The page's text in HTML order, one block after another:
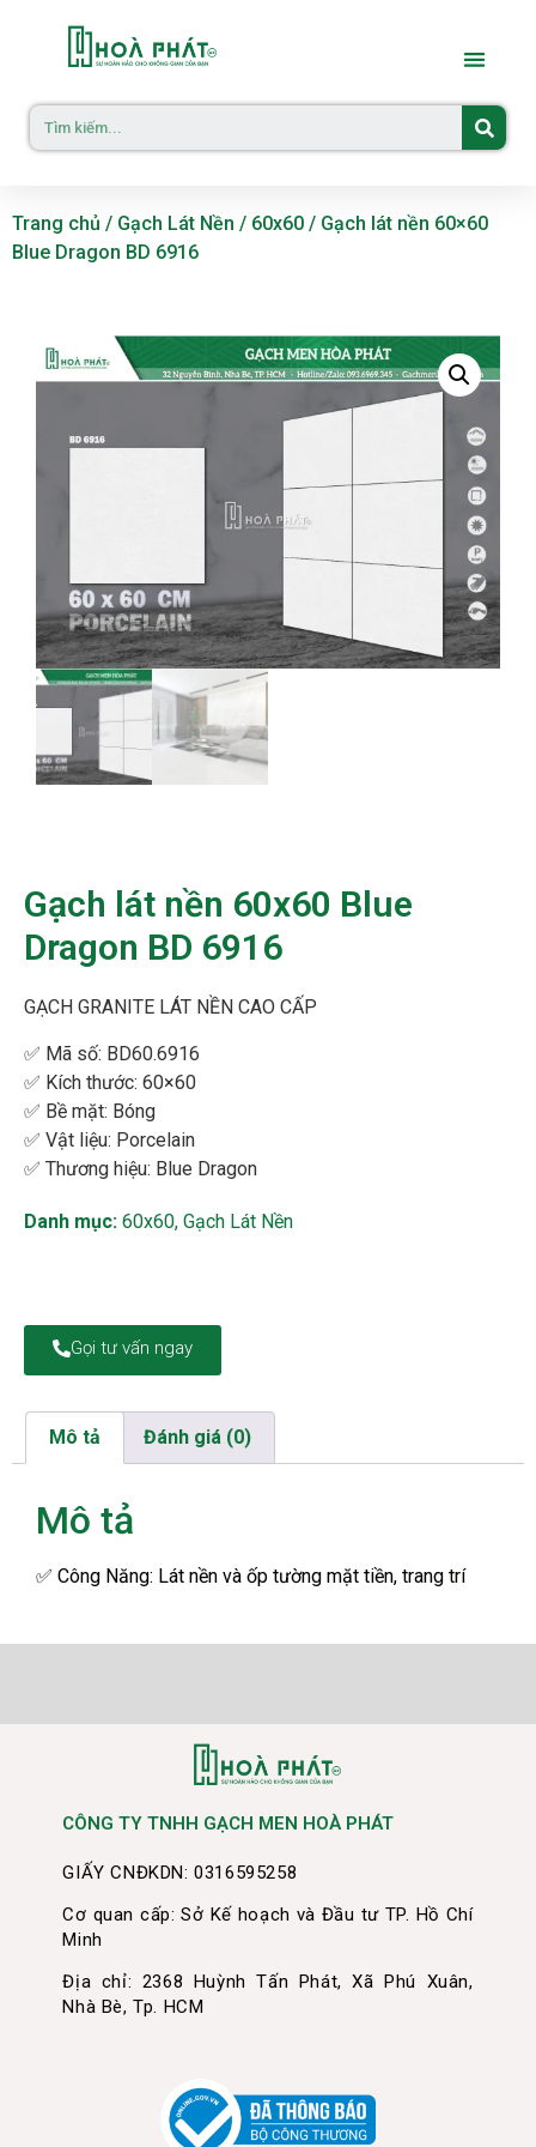
Trang chủ / Gạch Lát Nền / 60x60 / Gạch lát nền 60×60
Blue Dragon BD 6916
Gạch lát nền 60x60 Blue
Dragon BD 6916
GẠCH GRANITE LÁT NỀN CAO CẤP
✅ Mã số: BD60.6916
✅ Kích thước: 60×60
✅ Bề mặt: Bóng
✅ Vật liệu: Porcelain
✅ Thương hiệu: Blue Dragon
Danh mục: 60x60, Gạch Lát Nền
Gọi tư vấn ngay
Mô tả Đánh giá (0)
Mô tả
✅ Công Năng: Lát nền và ốp tường mặt tiền, trang trí
CÔNG TY TNHH GẠCH MEN HOÀ PHÁT
GIẤY CNĐKDN: 0316595258
Cơ quan cấp: Sở Kế hoạch và Đầu tư TP. Hồ Chí
Minh
Địa chỉ: 2368 Huỳnh Tấn Phát, Xã Phú Xuân,
Nhà Bè, Tp. HCM